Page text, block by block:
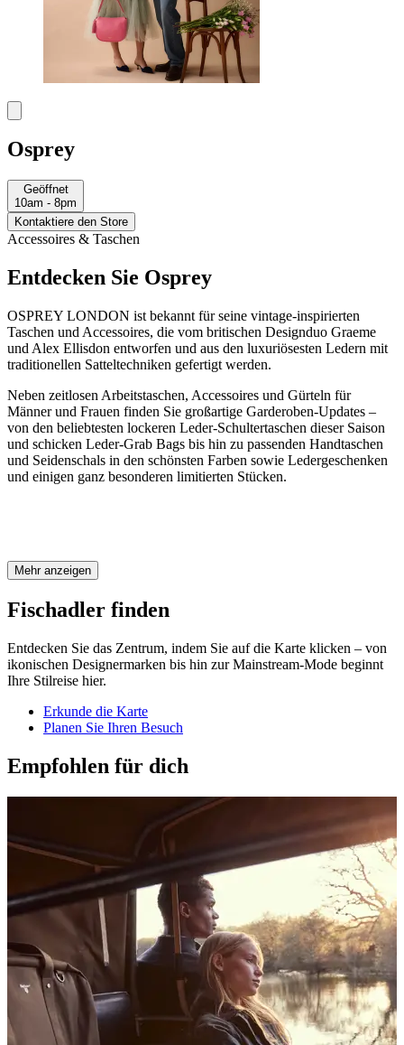
Osprey
Geöffnet
10am - 8pm
Kontaktiere den Store
Accessoires & Taschen
Entdecken Sie Osprey
OSPREY LONDON ist bekannt für seine vintage-inspirierten
Taschen und Accessoires, die vom britischen Designduo Graeme
und Alex Ellisdon entworfen und aus den luxuriösesten Ledern mit
traditionellen Satteltechniken gefertigt werden.
Neben zeitlosen Arbeitstaschen, Accessoires und Gürteln für
Männer und Frauen finden Sie großartige Garderoben-Updates –
von den beliebtesten lockeren Leder-Schultertaschen dieser Saison
und schicken Leder-Grab Bags bis hin zu passenden Handtaschen
und Seidenschals in den schönsten Farben sowie Ledergeschenken
und einigen ganz besonderen limitierten Stücken.
Mehr anzeigen
Fischadler finden
Entdecken Sie das Zentrum, indem Sie auf die Karte klicken – von
ikonischen Designermarken bis hin zur Mainstream-Mode beginnt
Ihre Stilreise hier.
Erkunde die Karte
Planen Sie Ihren Besuch
Empfohlen für dich